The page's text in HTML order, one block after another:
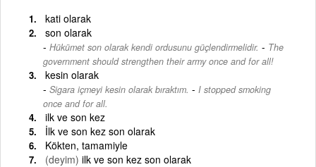
kati olarak
son olarak
Hükümet son olarak kendi ordusunu güçlendirmelidir. - The
government should strengthen their army once and for all!
kesin olarak
Sigara içmeyi kesin olarak bıraktım. - I stopped smoking
once and for all.
ilk ve son kez
İlk ve son kez son olarak
Kökten, tamamiyle
(deyim) ilk ve son kez son olarak